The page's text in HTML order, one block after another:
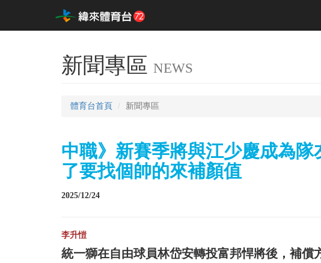
新聞專區 NEWS
體育台首頁 新聞專區
中職》新賽季將與江少慶成為
了要找個帥的來補顏值
2025/12/24
李升愷
統一獅在自由球員林岱安轉投富邦悍將後，補償